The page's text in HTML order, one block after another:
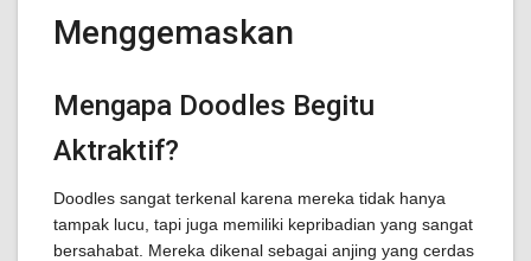
Menggemaskan
Mengapa Doodles Begitu
Aktraktif?
Doodles sangat terkenal karena mereka tidak hanya
tampak lucu, tapi juga memiliki kepribadian yang sangat
bersahabat. Mereka dikenal sebagai anjing yang cerdas